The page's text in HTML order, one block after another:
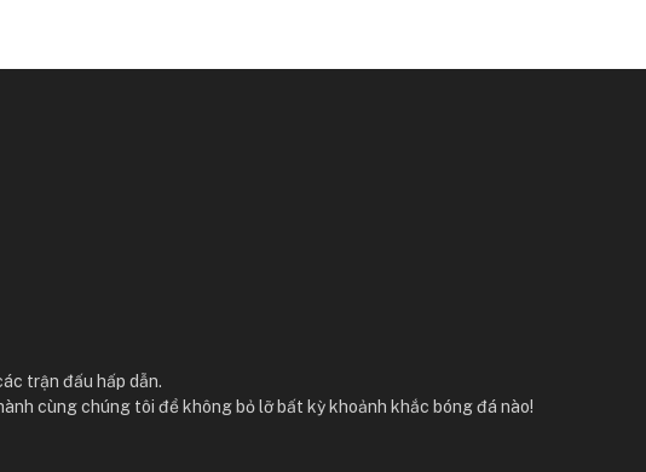
trận đấu hấp dẫn.
cùng chúng tôi để không bỏ lỡ bất kỳ khoảnh khắc bóng đá nào!